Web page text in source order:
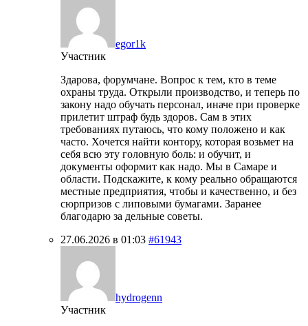
egor1k
Участник
Здарова, форумчане. Вопрос к тем, кто в теме
охраны труда. Открыли производство, и теперь по
закону надо обучать персонал, иначе при проверке
прилетит штраф будь здоров. Сам в этих
требованиях путаюсь, что кому положено и как
часто. Хочется найти контору, которая возьмет на
себя всю эту головную боль: и обучит, и
документы оформит как надо. Мы в Самаре и
области. Подскажите, к кому реально обращаются
местные предприятия, чтобы и качественно, и без
сюрпризов с липовыми бумагами. Заранее
благодарю за дельные советы.
27.06.2026 в 01:03 #61943
hydrogenn
Участник